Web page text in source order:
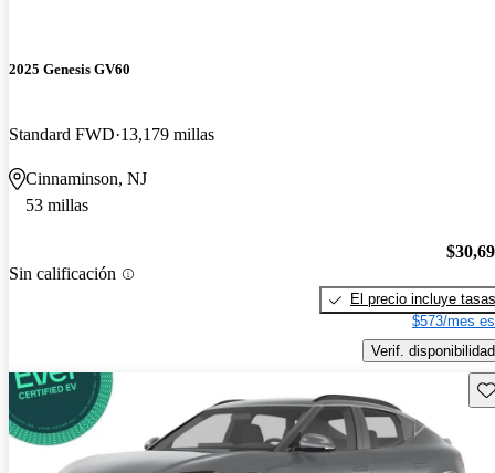
2025 Genesis GV60
Standard FWD 13,179 millas
Cinnaminson, NJ
53 millas
Sin calificación
El precio incluye tasas
$573/mes
Verif. disponibilidad